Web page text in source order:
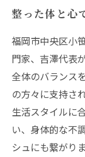
整った体と心
福岡市中央区小
門家、吉澤代表
全体のバランス
の方々に支持さ
生活スタイルに
い、身体的な不
シュにも繋がり